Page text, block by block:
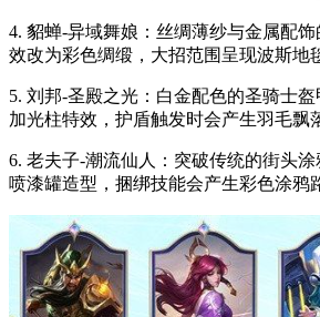
4. 貂蝉-异域舞娘：丝绸薄纱与金属配
效改为彩色绸缎，大招范围呈现波斯地
5. 刘邦-圣殿之光：白金配色的圣骑士
加光柱特效，护盾触发时会产生羽毛飘
6. 老夫子-潮流仙人：突破传统的街头
喷漆罐造型，捆绑技能会产生彩色涂鸦